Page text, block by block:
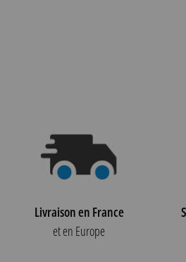
Livraison en France
et en Europe